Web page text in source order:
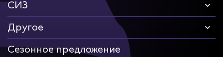
СИЗ
Другое
Сезонное предложение